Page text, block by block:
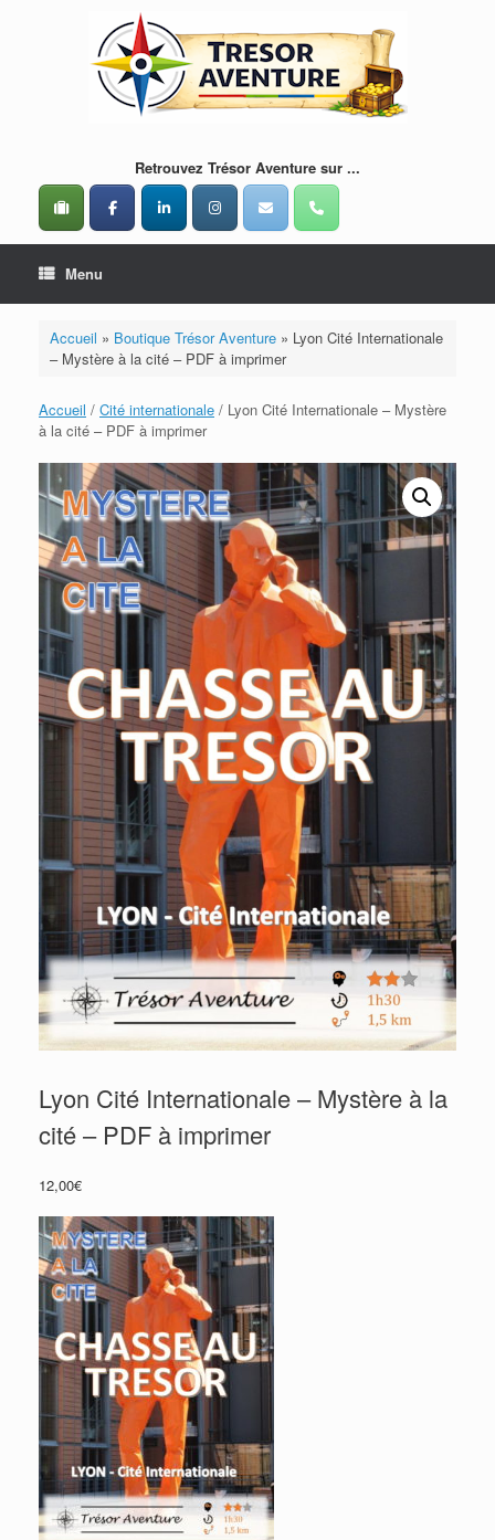
Retrouvez Trésor Aventure sur ...
Menu
Accueil » Boutique Trésor Aventure» Lyon Cité Internationale
– Mystère à la cité – PDF à imprimer
Accueil / Cité internationale / Lyon Cité Internationale – Mystère
à la cité – PDF à imprimer
Lyon Cité Internationale – Mystère à la
cité – PDF à imprimer
12,00€